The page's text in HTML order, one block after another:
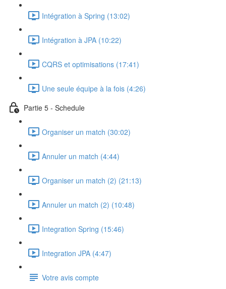
Intégration à Spring (13:02)
Intégration à JPA (10:22)
CQRS et optimisations (17:41)
Une seule équipe à la fois (4:26)
Partie 5 - Schedule
Organiser un match (30:02)
Annuler un match (4:44)
Organiser un match (2) (21:13)
Annuler un match (2) (10:48)
Integration Spring (15:46)
Integration JPA (4:47)
Votre avis compte